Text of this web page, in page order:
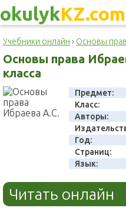
okulykKZ.com
Учебники онлайн › Основы
Основы права
класса
Предмет:
Класс:
Авторы:
Год:
Страниц:
Язык:
Читать онлайн